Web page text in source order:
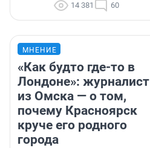
14 381 60
МНЕНИЕ
«Как будто где-то в
Лондоне»: журналист
из Омска — о том,
почему Красноярск
круче его родного
города